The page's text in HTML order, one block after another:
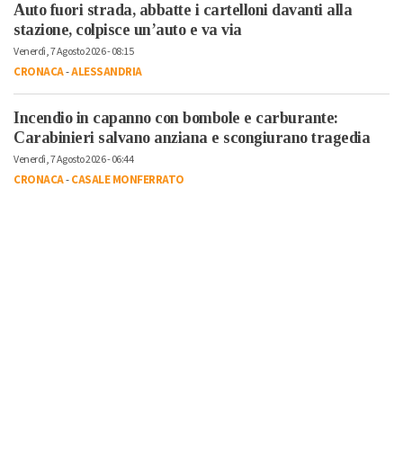
Auto fuori strada, abbatte i cartelloni davanti alla
stazione, colpisce un’auto e va via
Venerdì, 7 Agosto 2026 - 08:15
CRONACA-ALESSANDRIA
Incendio in capanno con bombole e carburante:
Carabinieri salvano anziana e scongiurano tragedia
Venerdì, 7 Agosto 2026 - 06:44
CRONACA-CASALE MONFERRATO